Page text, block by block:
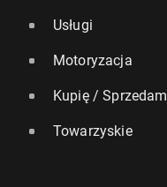
Usługi
Motoryzacja
Kupię / Sprzedam
Towarzyskie